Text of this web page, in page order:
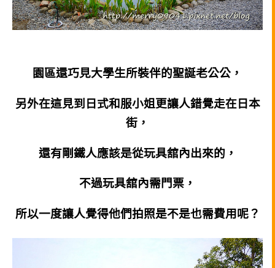
園區還巧見大學生所裝伴的聖誕老公公，
另外在這見到日式和服小姐更讓人錯覺走在日本
街，
還有剛鐵人應該是從玩具舘內出來的，
不過玩具舘內需門票，
所以一度讓人覺得他們拍照是不是也需費用呢？